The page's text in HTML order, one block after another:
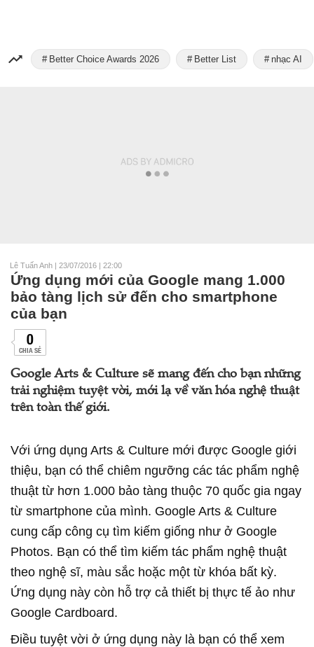
Better Choice Awards 2026 Better List nhạc AI
Lê Tuấn Anh | 23/07/2016 | 22:00
Ứng dụng mới của Google mang 1.000
bảo tàng lịch sử đến cho smartphone
của bạn
0
CHIA SẺ
Google Arts & Culture sẽ mang đến cho bạn những
trải nghiệm tuyệt vời, mới lạ về văn hóa nghệ thuật
trên toàn thế giới.
Với ứng dụng Arts & Culture mới được Google giới
thiệu, bạn có thể chiêm ngưỡng các tác phẩm nghệ
thuật từ hơn 1.000 bảo tàng thuộc 70 quốc gia ngay
từ smartphone của mình. Google Arts & Culture
cung cấp công cụ tìm kiếm giống như ở Google
Photos. Bạn có thể tìm kiếm tác phẩm nghệ thuật
theo nghệ sĩ, màu sắc hoặc một từ khóa bất kỳ.
Ứng dụng này còn hỗ trợ cả thiết bị thực tế ảo như
Google Cardboard.
Điều tuyệt vời ở ứng dụng này là bạn có thể xem